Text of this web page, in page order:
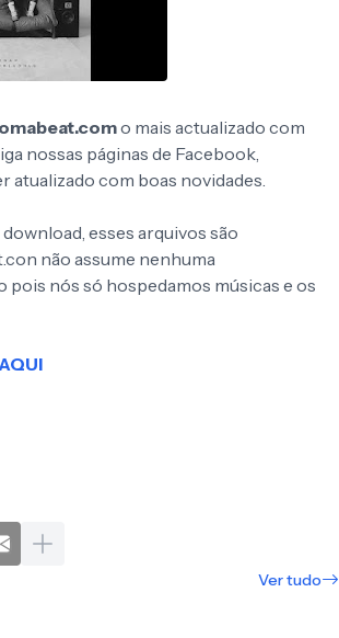
o mais actualizado com
nossas páginas de Facebook,
atualizado com boas novidades.
esses arquivos são
não assume nenhuma
nós só hospedamos músicas e os
Ver tudo